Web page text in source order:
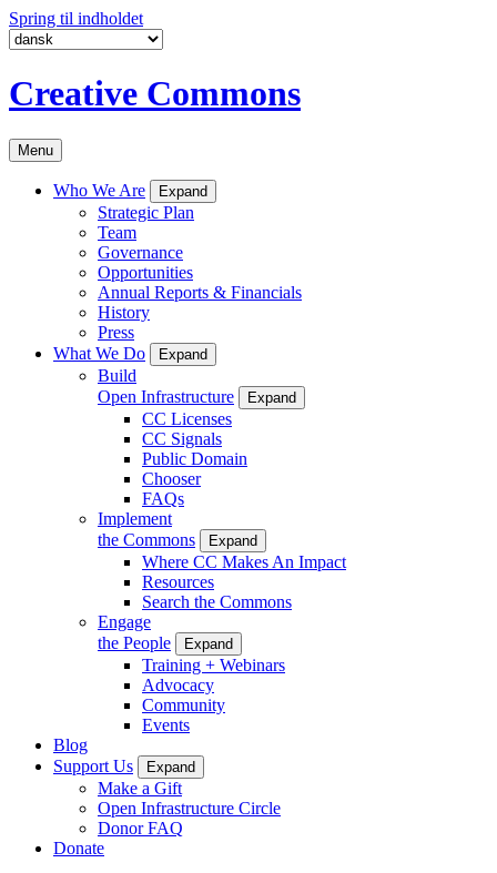
Spring til indholdet
Creative Commons
Menu
Who We Are Expand
Strategic Plan
Team
Governance
Opportunities
Annual Reports & Financials
History
Press
What We Do
Expand
Build
Open Infrastructure
Expand
CC Licenses
CC Signals
Public Domain
Chooser
FAQs
Implement
the Commons
Expand
Where CC Makes An Impact
Resources
Search the Commons
Engage
the People
Expand
Training + Webinars
Advocacy
Community
Events
Blog
Support Us
Expand
Make a Gift
Open Infrastructure Circle
Donor FAQ
Donate